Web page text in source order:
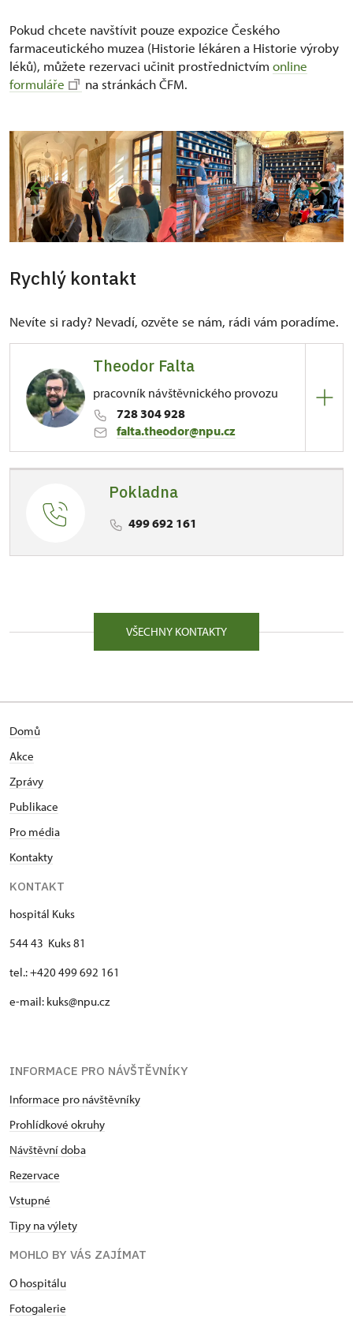
Pokud chcete navštívit pouze expozice Českého
farmaceutického muzea (Historie lékáren a Historie výroby
léků), můžete rezervaci učinit prostřednictvím online
formuláře
na stránkách ČFM.
Rychlý kontakt
Nevíte si rady? Nevadí, ozvěte se nám, rádi vám poradíme.
Theodor Falta
pracovník návštěvnického provozu
728 304 928
falta.theodor@npu.cz
81/, Kuks 81 54443
Kontaktujte v případě otázek týkajících se
koupě online prohlídek nebo také pokud máte
Pokladna
499 692 161
VŠECHNY KONTAKTY
Domů
Akce
Zprávy
Publikace
Pro média
Kontakty
KONTAKT
hospitál Kuks
544 43 Kuks 81
tel.: +420 499 692 161
e-mail: kuks@npu.cz
INFORMACE PRO NÁVŠTĚVNÍKY
Informace pro návštěvníky
Prohlídkové okruhy
Návštěvní doba
Rezervace
Vstupné
Tipy na výlety
MOHLO BY VÁS ZAJÍMAT
O hospitálu
Fotogalerie